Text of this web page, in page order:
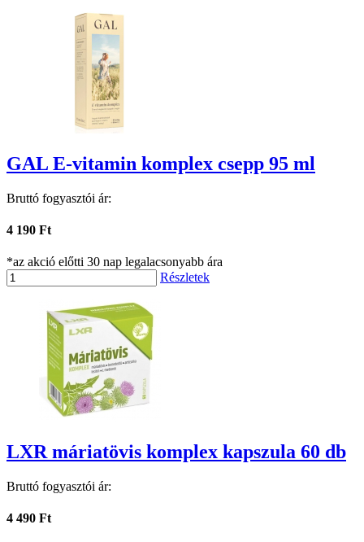
GAL E-vitamin komplex csepp 95 ml
Bruttó fogyasztói ár:
4 190 Ft
*az akció előtti 30 nap legalacsonyabb ára
Részletek
LXR máriatövis komplex kapszula 60 db
Bruttó fogyasztói ár:
4 490 Ft